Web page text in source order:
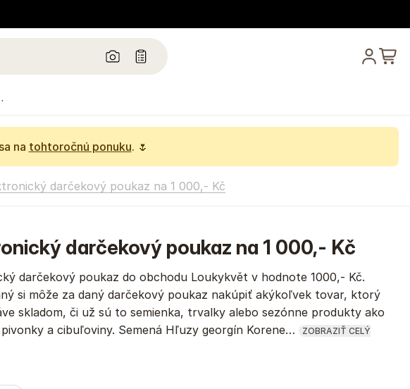
na tohtoročnú ponuku. 🌷
darčekový poukaz na 1 000,- Kč
darčekový poukaz na 1 000,- Kč
darčekový poukaz do obchodu Loukykvět v hodnote 1000,- Kč.
si môže za daný darčekový poukaz nakúpiť akýkoľvek tovar, ktorý
skladom, či už sú to semienka, trvalky alebo sezónne produkty ako
a cibuľoviny. Semená Hľuzy georgín Korene…
ZOBRAZIŤ CELÝ